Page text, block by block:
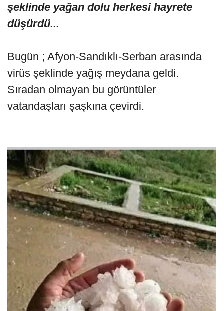
şeklinde yağan dolu herkesi hayrete
düşürdü...
Bugün ; Afyon-Sandıklı-Serban arasında
virüs şeklinde yağış meydana geldi.
Sıradan olmayan bu görüntüler
vatandaşları şaşkına çevirdi.